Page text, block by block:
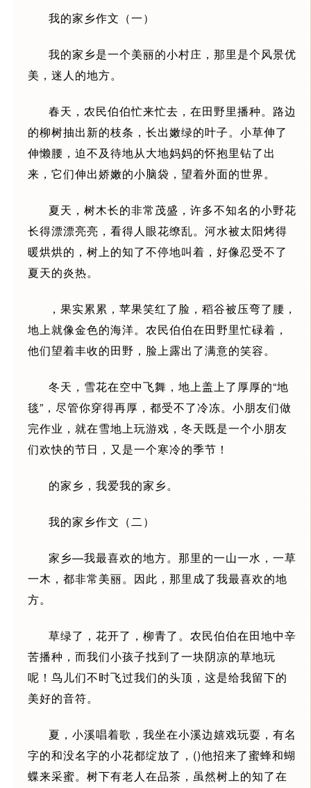
我的家乡作文（一）
我的家乡是一个美丽的小村庄，那里是个风景优
美，迷人的地方。
春天，农民伯伯忙来忙去，在田野里播种。路边
的柳树抽出新的枝条，长出嫩绿的叶子。小草伸了
伸懒腰，迫不及待地从大地妈妈的怀抱里钻了出
来，它们伸出娇嫩的小脑袋，望着外面的世界。
夏天，树木长的非常茂盛，许多不知名的小野花
长得漂漂亮亮，看得人眼花缭乱。河水被太阳烤得
暖烘烘的，树上的知了不停地叫着，好像忍受不了
夏天的炎热。
，果实累累，苹果笑红了脸，稻谷被压弯了腰，
地上就像金色的海洋。农民伯伯在田野里忙碌着，
他们望着丰收的田野，脸上露出了满意的笑容。
冬天，雪花在空中飞舞，地上盖上了厚厚的“地
毯”，尽管你穿得再厚，都受不了冷冻。小朋友们做
完作业，就在雪地上玩游戏，冬天既是一个小朋友
们欢快的节日，又是一个寒冷的季节！
的家乡，我爱我的家乡。
我的家乡作文（二）
家乡—我最喜欢的地方。那里的一山一水，一草
一木，都非常美丽。因此，那里成了我最喜欢的地
方。
草绿了，花开了，柳青了。农民伯伯在田地中辛
苦播种，而我们小孩子找到了一块阴凉的草地玩
呢！鸟儿们不时飞过我们的头顶，这是给我留下的
美好的音符。
夏，小溪唱着歌，我坐在小溪边嬉戏玩耍，有名
字的和没名字的小花都绽放了，()他招来了蜜蜂和蝴
蝶来采蜜。树下有老人在品茶，虽然树上的知了在